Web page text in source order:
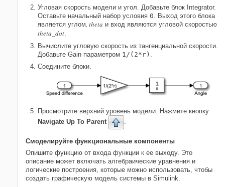
Угловая скорость модели и угол. Добавьте блок Integrator.
Оставьте начальный набор условия 0. Выход этого блока
является углом, theta и вход являются угловой скоростью
theta_dot.
Вычислите угловую скорость из тангенциальной скорости.
Добавьте Gain параметром 1/(2*r) .
Соедините блоки.
Просмотрите верхний уровень модели. Нажмите кнопку
Navigate Up To Parent
.
Смоделируйте функциональные компоненты
Опишите функцию от входа функции к ее выходу. Это
описание может включать алгебраические уравнения и
логические построения, которые можно использовать, чтобы
создать графическую модель системы в Simulink.